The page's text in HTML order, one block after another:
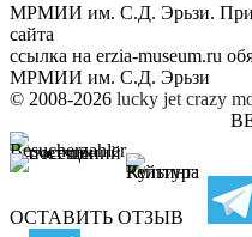
МРМИИ им. С.Д. Эрьзи. При
сайта
ссылка на erzia-museum.ru
МРМИИ им. С.Д. Эрьзи
© 2008-2026 lucky jet crazy
ОСТАВИТЬ ОТЗЫВ